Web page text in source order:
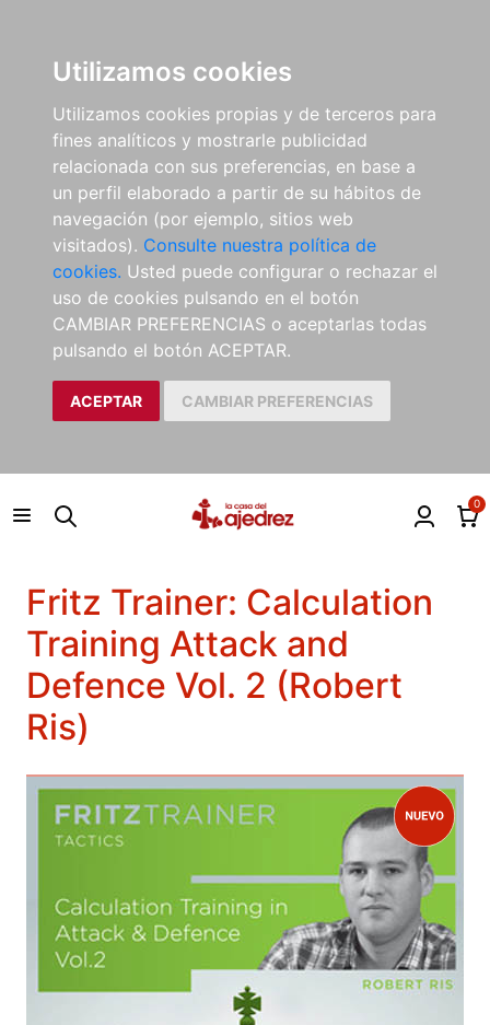
Utilizamos cookies
Utilizamos cookies propias y de terceros para
fines analíticos y mostrarle publicidad
relacionada con sus preferencias, en base a
un perfil elaborado a partir de su hábitos de
navegación (por ejemplo, sitios web
visitados). Consulte nuestra política de
cookies. Usted puede configurar o rechazar el
uso de cookies pulsando en el botón
CAMBIAR PREFERENCIAS o aceptarlas todas
pulsando el botón ACEPTAR.
ACEPTAR CAMBIAR PREFERENCIAS
0
Fritz Trainer: Calculation
Training Attack and
Defence Vol. 2 (Robert
Ris)